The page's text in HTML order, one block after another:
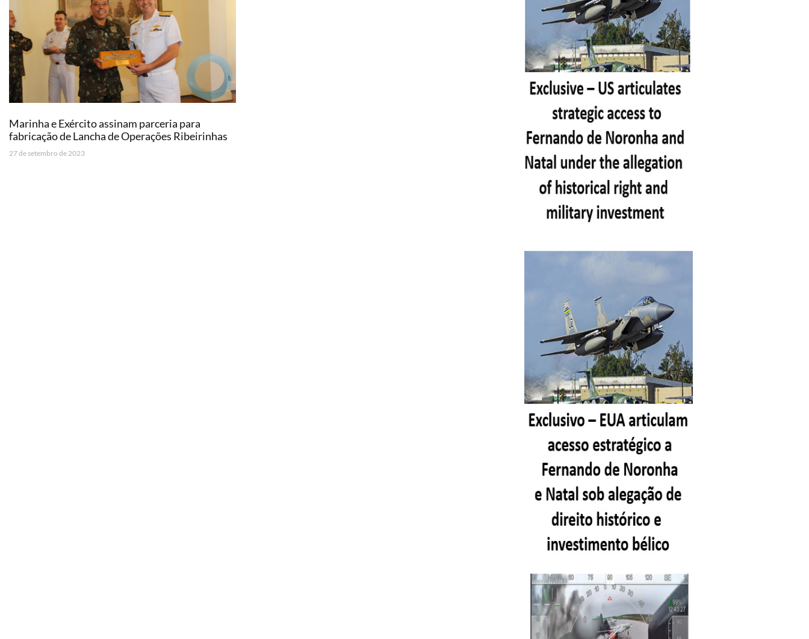
Marinha e Exército assinam parceria para
fabricação de Lancha de Operações Ribeirinhas
27 de setembro de 2023